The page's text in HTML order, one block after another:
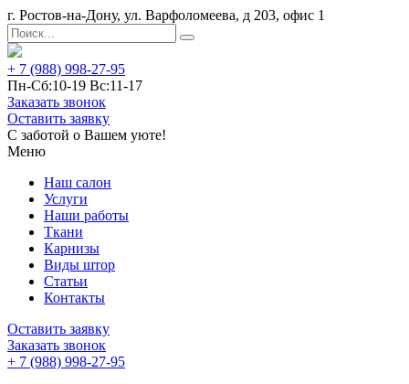
г. Ростов-на-Дону, ул. Варфоломеева, д 203, офис 1
+ 7 (988) 998-27-95
Пн-Сб:10-19 Вс:11-17
Заказать звонок
Оставить заявку
С заботой о Вашем уюте!
Меню
Наш салон
Услуги
Наши работы
Ткани
Карнизы
Виды штор
Статьи
Контакты
Оставить заявку
Заказать звонок
+ 7 (988) 998-27-95